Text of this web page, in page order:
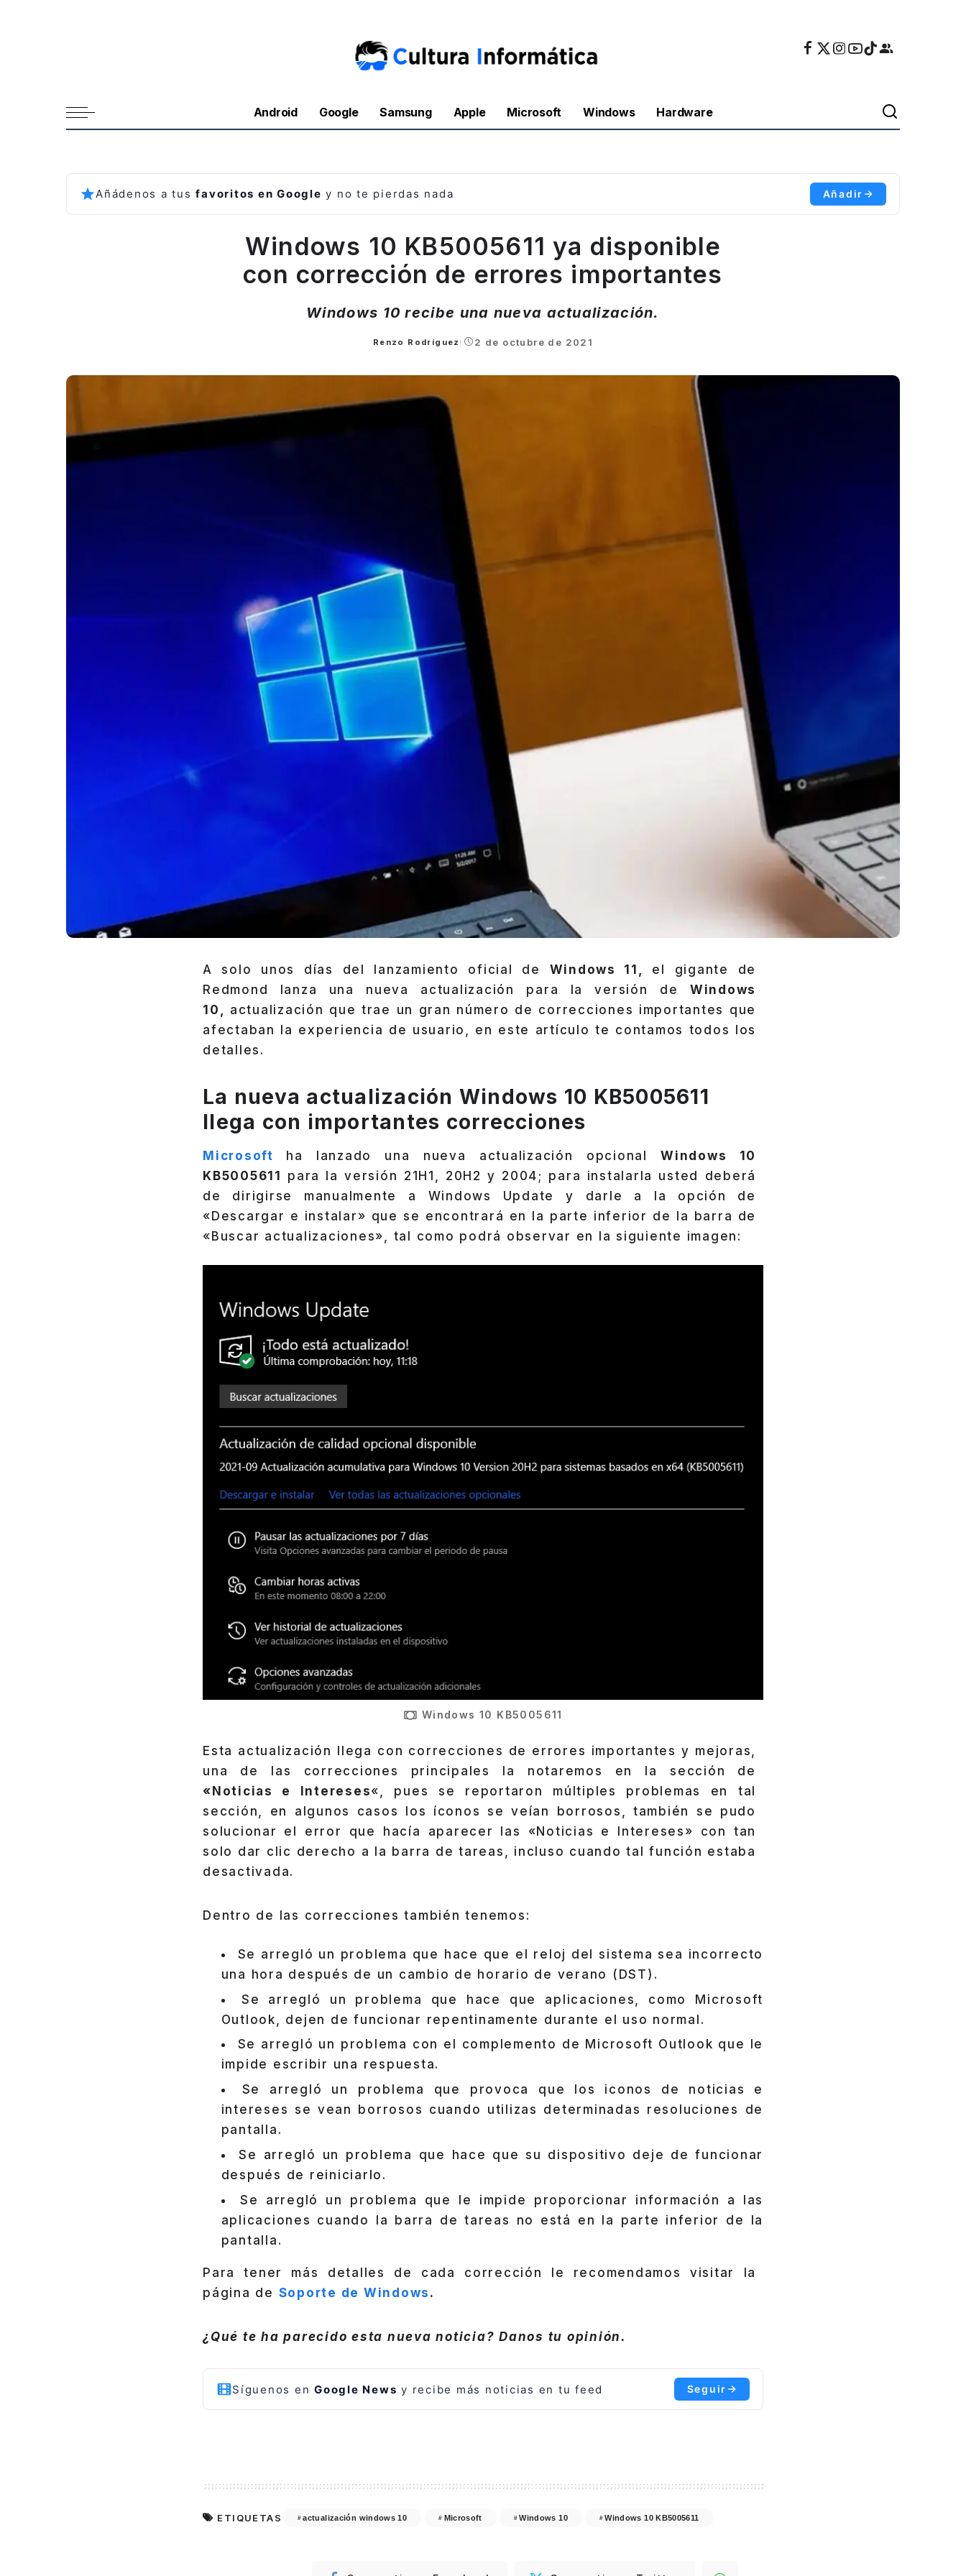
Android Google Samsung Apple Microsoft Windows Hardware
Añádenos a tusfavoritos en Google y no te pierdas nada Añadir
Windows 10 KB5005611 ya disponible
con corrección de errores importantes
Windows 10 recibe una nueva actualización.
Posted
Renzo Rodríguez 2 de octubre de 2021
A solo unos días del lanzamiento oficial de Windows 11, el gigante de
Redmond lanza una nueva actualización para la versión de Windows
10, actualización que trae un gran número de correcciones importantes que
afectaban la experiencia de usuario, en este artículo te contamos todos los
detalles.
La nueva actualización Windows 10 KB5005611
llega con importantes correcciones
Microsoft ha lanzado una nueva actualización opcional Windows 10
KB5005611
para la versión 21H1, 20H2 y 2004; para instalarla usted deberá
de dirigirse manualmente a Windows Update y darle a la opción de
«Descargar e instalar» que se encontrará en la parte inferior de la barra de
«Buscar actualizaciones», tal como podrá observar en la siguiente imagen:
Windows 10 KB5005611
Esta actualización llega con correcciones de errores importantes y mejoras,
una de las correcciones principales la notaremos en la sección de
«Noticias e Intereses«, pues se reportaron múltiples problemas en tal
sección, en algunos casos los íconos se veían borrosos, también se pudo
solucionar el error que hacía aparecer las «Noticias e Intereses» con tan
solo dar clic derecho a la barra de tareas, incluso cuando tal función estaba
desactivada.
Dentro de las correcciones también tenemos:
Se arregló un problema que hace que el reloj del sistema sea incorrecto
una hora después de un cambio de horario de verano (DST).
Se arregló un problema que hace que aplicaciones, como Microsoft
Outlook, dejen de funcionar repentinamente durante el uso normal.
Se arregló un problema con el complemento de Microsoft Outlook que le
impide escribir una respuesta.
Se arregló un problema que provoca que los iconos de noticias e
intereses se vean borrosos cuando utilizas determinadas resoluciones de
pantalla.
Se arregló un problema que hace que su dispositivo deje de funcionar
después de reiniciarlo.
Se arregló un problema que le impide proporcionar información a las
aplicaciones cuando la barra de tareas no está en la parte inferior de la
pantalla.
Para tener más detalles de cada corrección le recomendamos visitar la
página de Soporte de Windows .
¿Qué te ha parecido esta nueva noticia? Danos tu opinión.
Síguenos en Google News y recibe más noticias en tu feed Seguir
ETIQUETAS actualización windows 10 Microsoft Windows 10 Windows 10 KB5005611